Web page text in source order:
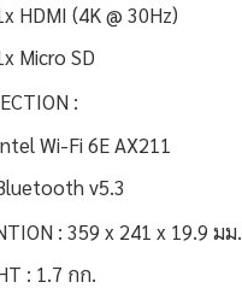
HDMI (4K @ 30Hz)
Micro SD
:
Wi-Fi 6E AX211
v5.3
: 359 x 241 x 19.9 มม.
: 1.7 กก.